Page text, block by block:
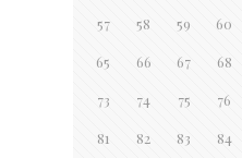
57 58 59 60
65 66 67 68
73 74 75 76
81 82 83 84